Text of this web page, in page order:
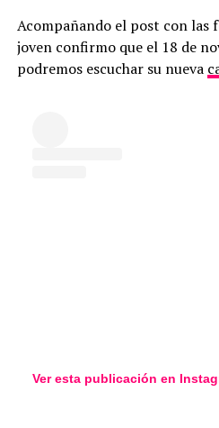
Acompañando el post con las
joven confirmo que el 18 de
podremos escuchar su nueva
Ver esta publicación en